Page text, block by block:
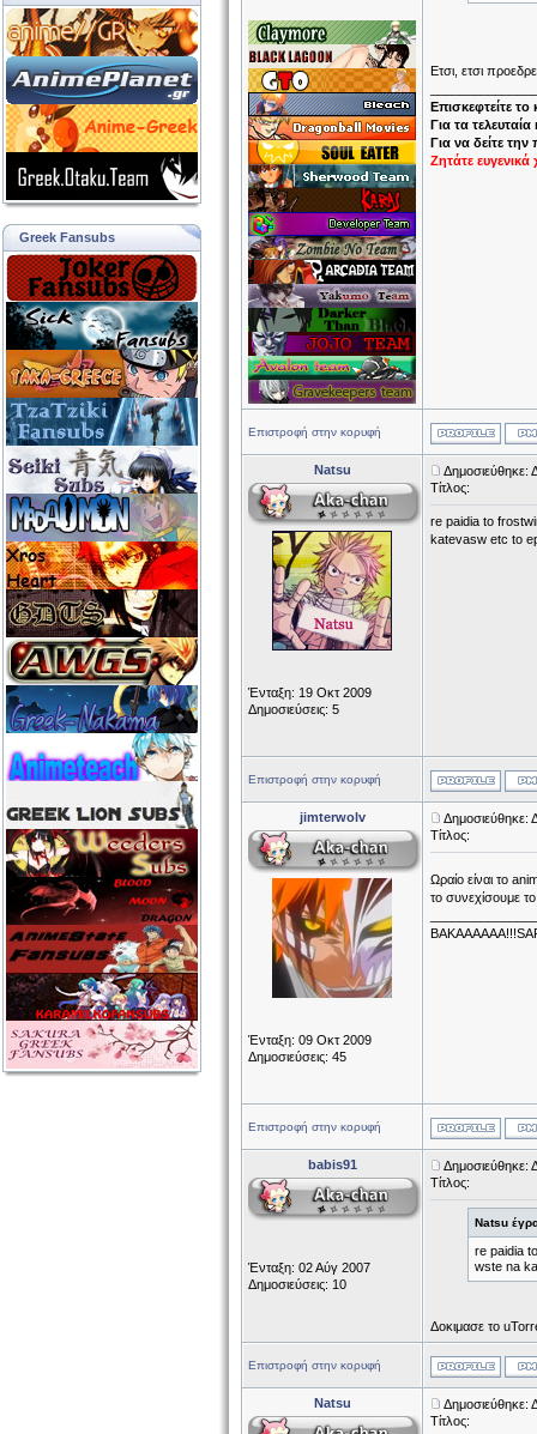
Greek Fansubs
Ετσι, ετσι
Επισκεφτείτε
Για τα
Για να δείτε
Ζητάτε ευγενικά
Επιστροφή στην κορυφή
Natsu
Ένταξη: 19 Οκτ 2009
Δημοσιεύσεις: 5
Δημοσιεύθηκε:
Τίτλος:
re paidia to
katevasw etc to
Επιστροφή στην κορυφή
jimterwolv
Ένταξη: 09 Οκτ 2009
Δημοσιεύσεις: 45
Δημοσιεύθηκε:
Τίτλος:
Ωραίο είναι το
το συνεχίσουμε
Επιστροφή στην κορυφή
babis91
Ένταξη: 02 Αύγ 2007
Δημοσιεύσεις: 10
Δημοσιεύθηκε:
Τίτλος:
Natsu
re paidia
wste na
Δοκιμασε το
Επιστροφή στην κορυφή
Natsu
Δημοσιεύθηκε:
Τίτλος: